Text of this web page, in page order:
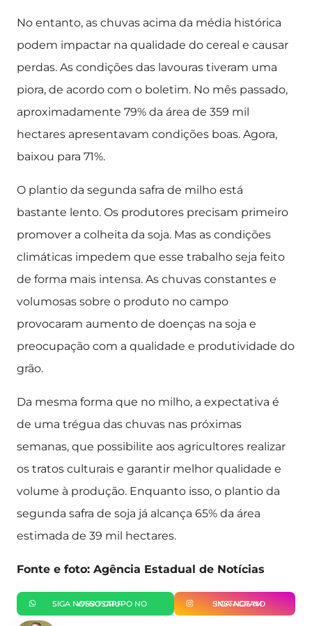
No entanto, as chuvas acima da média histórica
podem impactar na qualidade do cereal e causar
perdas. As condições das lavouras tiveram uma
piora, de acordo com o boletim. No mês passado,
aproximadamente 79% da área de 359 mil
hectares apresentavam condições boas. Agora,
baixou para 71%.
O plantio da segunda safra de milho está
bastante lento. Os produtores precisam primeiro
promover a colheita da soja. Mas as condições
climáticas impedem que esse trabalho seja feito
de forma mais intensa. As chuvas constantes e
volumosas sobre o produto no campo
provocaram aumento de doenças na soja e
preocupação com a qualidade e produtividade do
grão.
Da mesma forma que no milho, a expectativa é
de uma trégua das chuvas nas próximas
semanas, que possibilite aos agricultores realizar
os tratos culturais e garantir melhor qualidade e
volume à produção. Enquanto isso, o plantio da
segunda safra de soja já alcança 65% da área
estimada de 39 mil hectares.
Fonte e foto: Agência Estadual de Notícias
SIGA NOSSO GRUPO NO WHATSAPP SIGA-NOS NO INSTAGRAM